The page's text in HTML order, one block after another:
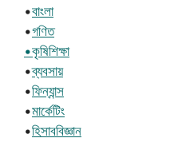
•বাংলা
•গণিত
•কৃষিশিক্ষা
•ব্যবসায়
•ফিন্যান্স
•মার্কেটিং
•হিসাববিজ্ঞান